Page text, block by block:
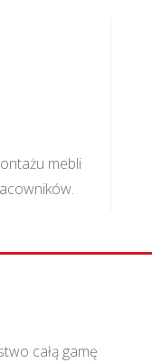
mebli
całą gamę